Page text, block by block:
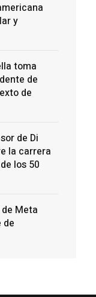
y
toma
de
de
de Di
la carrera
los 50
Meta
de